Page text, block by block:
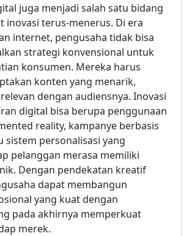
juga menjadi salah satu bidang
inovasi terus-menerus. Di era
internet, pengusaha tidak bisa
strategi konvensional untuk
konsumen. Mereka harus
konten yang menarik,
dengan audiensnya. Inovasi
digital bisa berupa penggunaan
reality, kampanye berbasis
sistem personalisasi yang
pelanggan merasa memiliki
Dengan pendekatan kreatif
dapat membangun
yang kuat dengan
pada akhirnya memperkuat
merek.